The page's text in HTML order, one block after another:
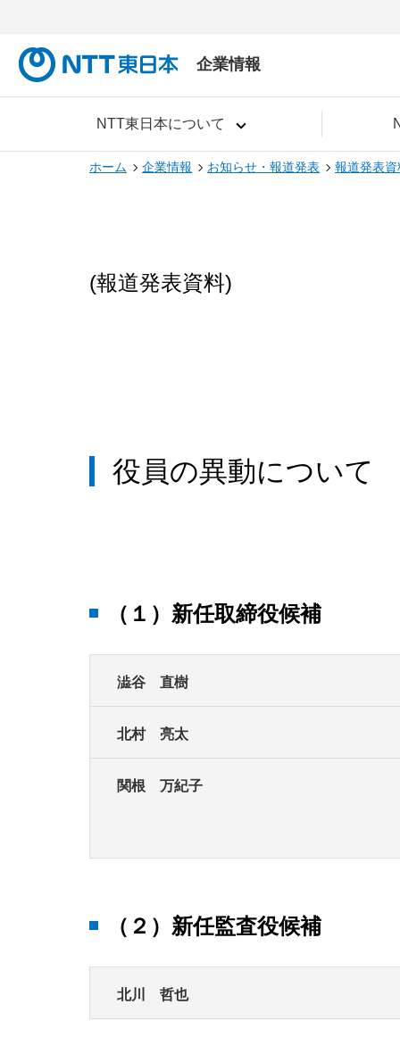
企業情報
NTT東日本について
ホーム 企業情報 お知らせ・報道発表 報道発表資
(報道発表資料)
役員の異動について
（１）新任取締役候補
澁谷 直樹
北村 亮太
関根 万紀子
（２）新任監査役候補
北川 哲也